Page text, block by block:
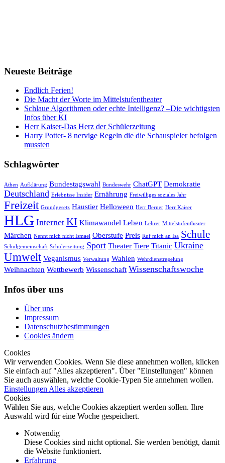
Neueste Beiträge
Endlich Ferien!
Die Macht der Worte im Mittelstufentheater
Schlaue Algorithmen oder echte Intelligenz? –Die wichtigsten
Infos über KI
Herr Kaiser-Das Herz der Schülerzeitung
Harry Potter- 8 nervige Regeln die die Schauspieler befolgen
mussten
Schlagwörter
Athen Aufklärung Bundestagswahl Bundeswehr ChatGPT Demokratie
Deutschland Erlebnisse Insider Ernährung Freiwilliges soziales Jahr
Freizeit Grundgesetz Haustier Helloween Herr Berner Herr Kaiser
HLG Internet KI Klimawandel Leben Lehrer Mittelstufentheater
Märchen Nennt mich nicht Ismael Oberstufe Preis Ruf mich an Isa Schule
Schulgemeinschaft Schülerzeitung Sport Theater Tiere Titanic Ukraine
Umwelt Veganismus Verwaltung Wahlen Wehrdienstregelung
Weihnachten Wettbewerb Wissenschaft Wissenschaftswoche
Infos über uns
Über uns
Impressum
Datenschutzbestimmungen
Cookies ändern
Cookies
Wir verwenden Cookies. Wenn Sie diese annehmen wollen, klicken
Sie einfach auf "Alles akzeptieren". Über "Einstellungen" können
Sie auch auswählen, welche Cookie-Typen Sie annehmen wollen.
Einstellungen Alles akzeptieren
Cookies
Wählen Sie aus, welche Cookies akzeptiert werden sollen. Ihre
Auswahl wird für eine Woche gespeichert.
Notwendig
Diese Cookies sind nicht optional. Sie werden benötigt, damit
die Website funktioniert.
Erfahrung